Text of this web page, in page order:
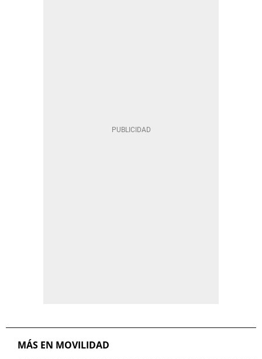
MÁS EN MOVILIDAD